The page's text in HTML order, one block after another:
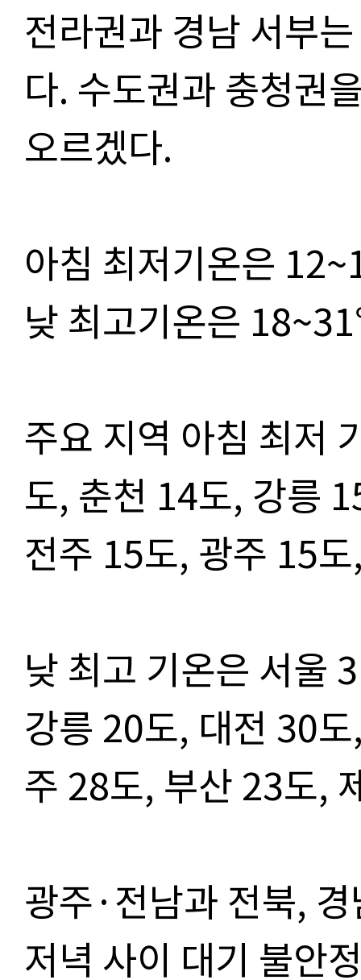
전라권과 경남 서부
다. 수도권과 충청권
오르겠다.
아침 최저기온은
낮 최고기온은 18~31
주요 지역 아침 최저
도, 춘천 14도, 강릉
전주 15도, 광주 15도
낮 최고 기온은 서울
강릉 20도, 대전 30도
주 28도, 부산 23도,
광주·전남과 전북,
저녁 사이 대기 불안